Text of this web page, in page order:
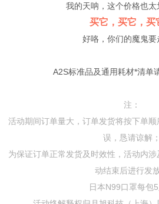
我的天呐，这个价格也太
买它，买它，买
好咯，你们的魔鬼要
A2S标准品及通用耗材*清单
注：
活动期间订单量大，订单发货将按下单
误，恳请谅解；
为保证订单正常发货及时效性，活动内
动结束后进行发
日本N99口罩每包5